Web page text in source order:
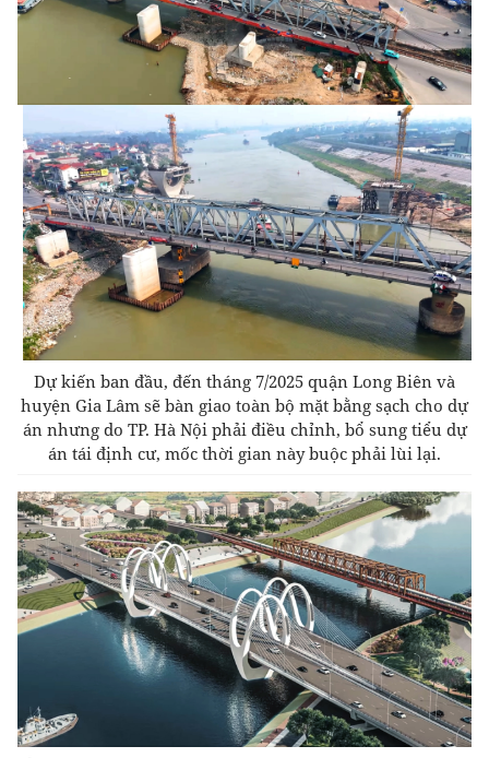
Dự kiến ban đầu, đến tháng 7/2025 quận Long Biên và
huyện Gia Lâm sẽ bàn giao toàn bộ mặt bằng sạch cho dự
án nhưng do TP. Hà Nội phải điều chỉnh, bổ sung tiểu dự
án tái định cư, mốc thời gian này buộc phải lùi lại.